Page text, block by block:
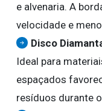
e alvenaria. A
velocidade e
Disco
Ideal para
espaçados
resíduos durante